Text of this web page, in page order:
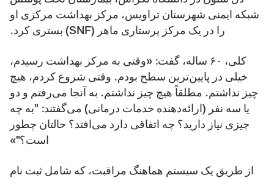
شبکه ایمنی شهرستان تراویس، مرکز بهداشت مرکزی او
را در یک مرکز پرستاری ماهر (SNF) بستری کرد.
کلی، ۶۰ ساله، گفت: «وقتی به مرکز بهداشت رسیدم،
خیلی در پایین‌ترین سطح بودم. وقتی شروع کردم، هیچ
چیز نداشتم. مطلقاً هیچ چیز نداشتم. به آنجا می‌رفتم و دو
یا سه نفر (ارائه‌دهنده خدمات درمانی) می‌گفتند: "به چه
چیزی نیاز دارید؟ چه اتفاقی دارد می‌افتد؟ حالتان چطور
است؟"»
از طریق یک سیستم هماهنگ مراقبت، که شامل ثبت نام